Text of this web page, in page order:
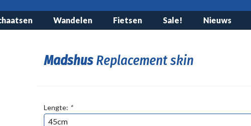
Wandelen Fietsen Sale! Nieuws
MadshusReplacement skin
Lengte: *